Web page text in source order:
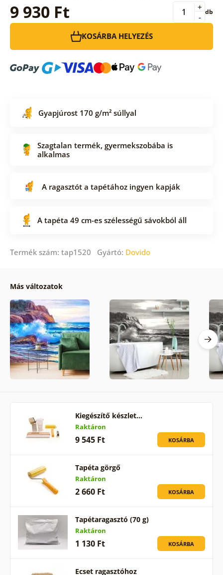
9 930 Ft -
+ db
KOSÁRBA HELYEZÉS
Gyapjúrost 170 g/m² súllyal
Szagtalan termék, gyermekszobába is
alkalmas
A ragasztót a tapétához ingyen kapják
A tapéta 49 cm-es szélességű sávokból áll
Termék szám: tap1520 Gyártó: Dovido
Más változatok
Kiegészítő készlet…
Raktáron
9 545 Ft KOSÁRBA
Tapéta görgő
Raktáron
2 660 Ft KOSÁRBA
Tapétaragasztó (70 g)
Raktáron
1 130 Ft KOSÁRBA
Ecset ragasztóhoz